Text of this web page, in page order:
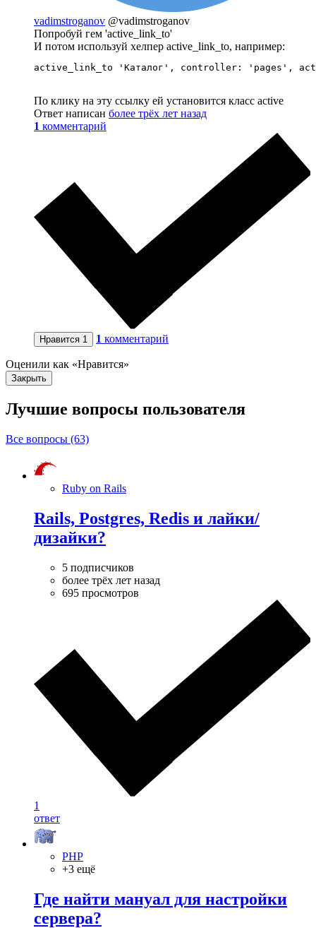
vadimstroganov @vadimstroganov
Попробуй гем 'active_link_to'
И потом используй хелпер active_link_to, например:
active_link_to 'Каталог', controller: 'pages',
По клику на эту ссылку ей установится класс active
Ответ написан более трёх лет назад
1 комментарий
Нравится 1 1 комментарий
Оценили как «Нравится»
Закрыть
Лучшие вопросы пользователя
Все вопросы (63)
Ruby on Rails
Rails, Postgres, Redis и лайки/
дизайки?
5 подписчиков
более трёх лет назад
695 просмотров
1
ответ
PHP
+3 ещё
Где найти мануал для настройки
сервера?